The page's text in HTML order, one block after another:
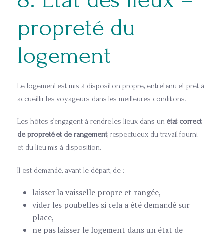
propreté du
logement
Le logement est mis à disposition propre, entretenu et prêt à
accueillir les voyageurs dans les meilleures conditions.
Les hôtes s’engagent à rendre les lieux dans un état correct
de propreté et de rangement, respectueux du travail fourni
et du lieu mis à disposition.
Il est demandé, avant le départ, de :
laisser la vaisselle propre et rangée,
vider les poubelles si cela a été demandé sur
place,
ne pas laisser le logement dans un état de